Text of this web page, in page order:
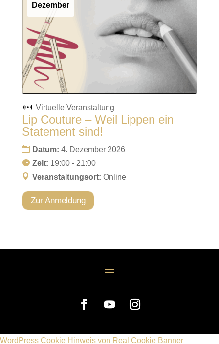
Dezember
Virtuelle Veranstaltung
Lip Couture – Weil Lippen ein
Statement sind!
Datum: 4. Dezember 2026
Zeit: 19:00 - 21:00
Veranstaltungsort: Online
Zur Anmeldung
WordPress Cookie Hinweis von Real Cookie Banner